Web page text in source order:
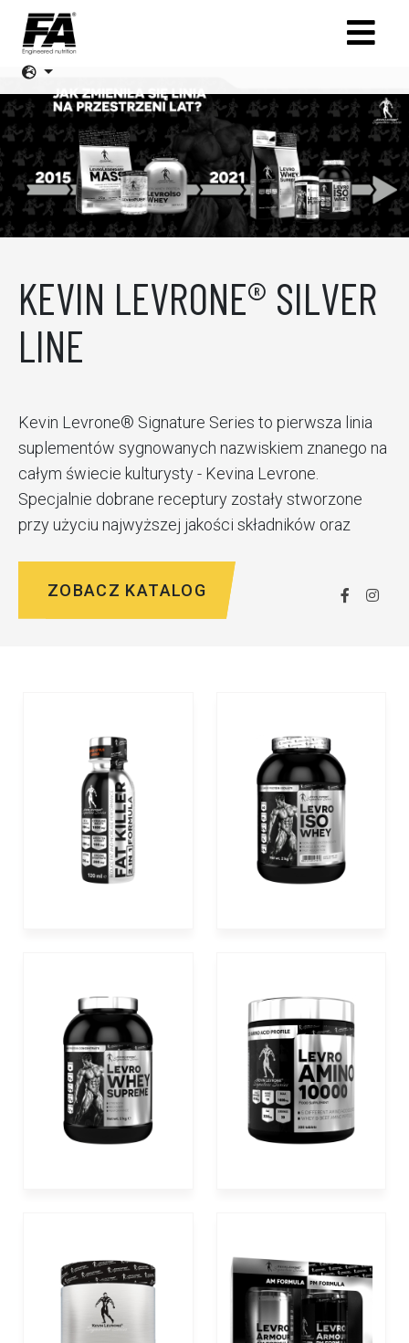
KEVIN LEVRONE® SILVER
LINE
Kevin Levrone® Signature Series to pierwsza linia
suplementów sygnowanych nazwiskiem znanego na
całym świecie kulturysty - Kevina Levrone.
Specjalnie dobrane receptury zostały stworzone
przy użyciu najwyższej jakości składników oraz
ZOBACZ KATALOG